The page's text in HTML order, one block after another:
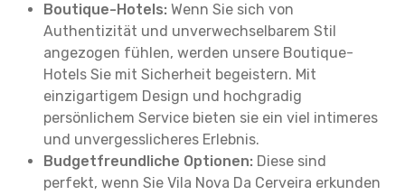
Boutique-Hotels: Wenn Sie sich von
Authentizität und unverwechselbarem Stil
angezogen fühlen, werden unsere Boutique-
Hotels Sie mit Sicherheit begeistern. Mit
einzigartigem Design und hochgradig
persönlichem Service bieten sie ein viel intimeres
und unvergesslicheres Erlebnis.
Budgetfreundliche Optionen: Diese sind
perfekt, wenn Sie Vila Nova Da Cerveira erkunden